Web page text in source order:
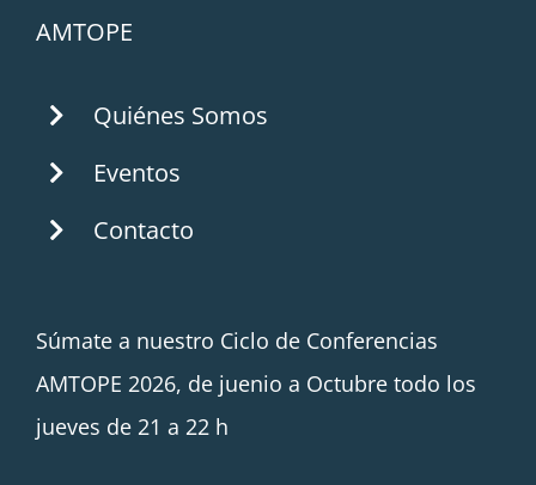
AMTOPE
Quiénes Somos
Eventos
Contacto
Súmate a nuestro Ciclo de Conferencias
AMTOPE 2026, de juenio a Octubre todo los
jueves de 21 a 22 h